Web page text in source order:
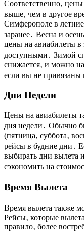
Соответственно‚
выше‚ чем в другое
Симферополе в
заранее․ Весна и
цены на авиабилеты в
доступными․ Зимой
снижается‚ и можно
если вы не привязаны
Дни Недели
Цены на авиабилеты
дня недели․ Обычно
(пятница‚ суббота‚
рейсы в будние дни․
выбирать дни вылета
сэкономить на
Время Вылета
Время вылета также
Рейсы‚ которые
правило‚ более